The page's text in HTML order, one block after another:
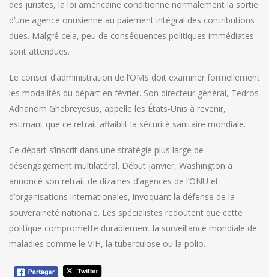
des juristes, la loi américaine conditionne normalement la sortie
d’une agence onusienne au paiement intégral des contributions
dues. Malgré cela, peu de conséquences politiques immédiates
sont attendues.
Le conseil d’administration de l’OMS doit examiner formellement
les modalités du départ en février. Son directeur général, Tedros
Adhanom Ghebreyesus, appelle les États-Unis à revenir,
estimant que ce retrait affaiblit la sécurité sanitaire mondiale.
Ce départ s’inscrit dans une stratégie plus large de
désengagement multilatéral. Début janvier, Washington a
annoncé son retrait de dizaines d’agences de l’ONU et
d’organisations internationales, invoquant la défense de la
souveraineté nationale. Les spécialistes redoutent que cette
politique compromette durablement la surveillance mondiale de
maladies comme le VIH, la tuberculose ou la polio.